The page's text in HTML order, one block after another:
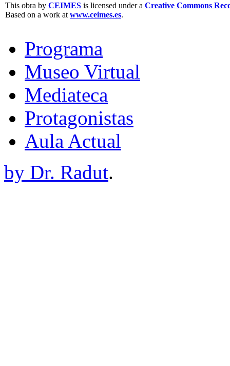
This obra by CEIMES is licensed under a Creative Commons
Based on a work at www.ceimes.es.
Programa
Museo Virtual
Mediateca
Protagonistas
Aula Actual
by Dr. Radut.